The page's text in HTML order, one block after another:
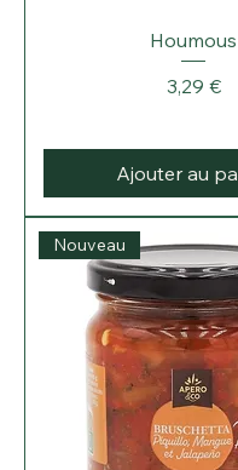
Houmous
Prix
3,29 €
Ajouter au
Nouveau